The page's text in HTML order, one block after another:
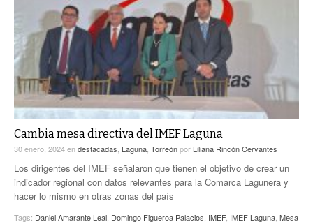
Cambia mesa directiva del IMEF Laguna
30 enero, 2024endestacadas Laguna Torreónpor Liliana Rincón Cervantes
Los dirigentes del IMEF señalaron que tienen el objetivo de crear un
indicador regional con datos relevantes para la Comarca Lagunera y
hacer lo mismo en otras zonas del país
Tags: Daniel Amarante Leal Domingo Figueroa Palacios IMEF, IMEF Laguna Mesa